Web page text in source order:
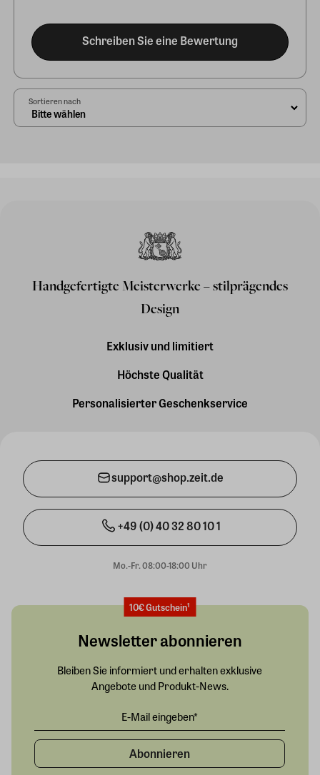
Schreiben Sie eine Bewertung
Sortieren nach
Handgefertigte Meisterwerke – stilprägendes
Design
Exklusiv und limitiert
Höchste Qualität
Personalisierter Geschenkservice
support@shop.zeit.de
+49 (0) 40 32 80 10 1
Mo.-Fr. 08:00-18:00 Uhr
10€ Gutschein¹
Newsletter abonnieren
Bleiben Sie informiert und erhalten exklusive
Angebote und Produkt-News.
Abonnieren